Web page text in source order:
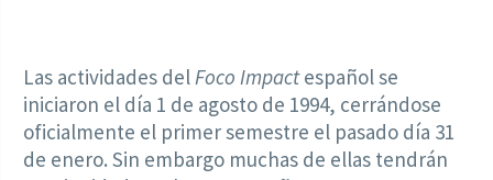
Las actividades delFoco Impactespañol se
iniciaron el día 1 de agosto de 1994, cerrándose
oficialmente el primer semestre el pasado día 31
de enero. Sin embargo muchas de ellas tendrán